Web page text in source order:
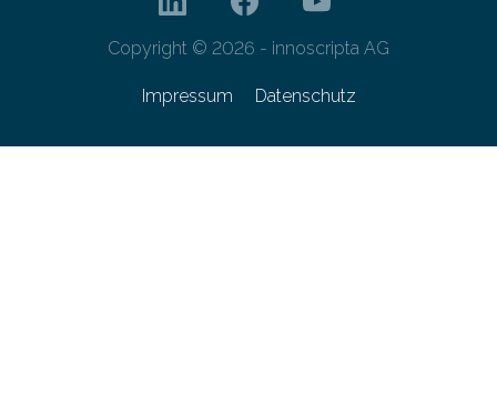
Copyright © 2026 - innoscripta AG
Impressum Datenschutz